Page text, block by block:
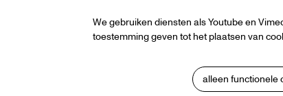
We gebruiken diensten als Youtube en
toestemming geven tot het plaatsen van
alleen functionele